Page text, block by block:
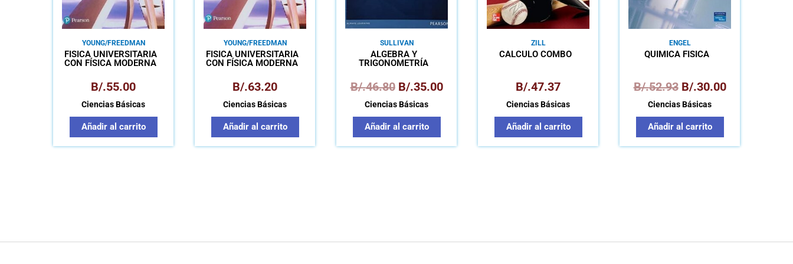
YOUNG/FREEDMAN
FÍSICA UNIVERSITARIA
CON FÍSICA MODERNA
B/.55.00
Ciencias Básicas
Añadir al carrito
YOUNG/FREEDMAN
FÍSICA UNIVERSITARIA
CON FÍSICA MODERNA
B/.63.20
Ciencias Básicas
Añadir al carrito
SULLIVAN
ÁLGEBRA Y
TRIGONOMETRÍA
B/.46.80 B/.35.00
Ciencias Básicas
Añadir al carrito
ZILL
CÁLCULO COMBO
B/.47.37
Ciencias Básicas
Añadir al carrito
ENGEL
QUÍMICA FÍSICA
B/.52.93 B/.30.00
Ciencias Básicas
Añadir al carrito